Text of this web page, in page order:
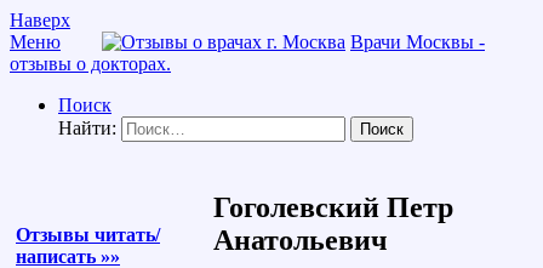
Наверх
Меню
Врачи Москвы -
отзывы о докторах.
Поиск
Найти:
Отзывы читать/
написать »»
Гоголевский Петр
Анатольевич